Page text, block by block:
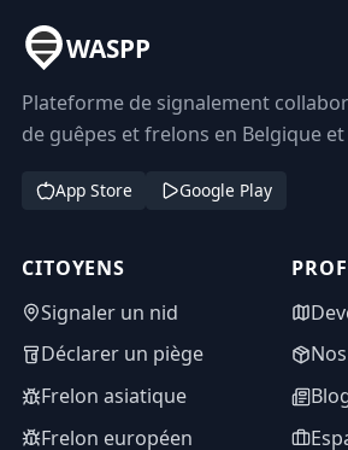
WASPP
Plateforme de signalement
de guêpes et frelons en Belgique et
App Store Google Play
CITOYENS
Signaler un nid
Déclarer un piège
Frelon asiatique
Frelon européen